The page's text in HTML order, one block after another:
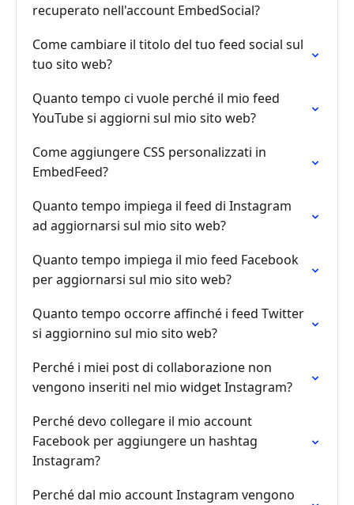
recuperato nell'account EmbedSocial?
Come cambiare il titolo del tuo feed social sul
tuo sito web?
Quanto tempo ci vuole perché il mio feed
YouTube si aggiorni sul mio sito web?
Come aggiungere CSS personalizzati in
EmbedFeed?
Quanto tempo impiega il feed di Instagram
ad aggiornarsi sul mio sito web?
Quanto tempo impiega il mio feed Facebook
per aggiornarsi sul mio sito web?
Quanto tempo occorre affinché i feed Twitter
si aggiornino sul mio sito web?
Perché i miei post di collaborazione non
vengono inseriti nel mio widget Instagram?
Perché devo collegare il mio account
Facebook per aggiungere un hashtag
Instagram?
Perché dal mio account Instagram vengono